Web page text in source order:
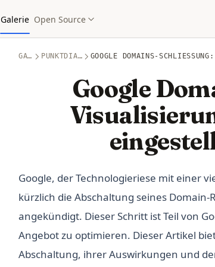
Galerie Open Source
GALERIE PUNKTDIAGRAMME UND HEATMAPS GOOGLE DOMAINS-
Google
Google, der Technologieriese mit einer
kürzlich die Abschaltung seines
angekündigt. Dieser Schritt ist Teil von
Angebot zu optimieren. Dieser Artikel
Abschaltung, ihrer Auswirkungen und